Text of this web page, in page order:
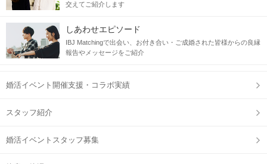
STEP2
交えてご紹介します
しあわせエピソード
IBJ Matchingで出会い、お付き合い・ご成婚された皆様からの良縁
報告やメッセージをご紹介
婚活イベント開催支援・コラボ実績
スタッフ紹介
婚活イベントスタッフ募集